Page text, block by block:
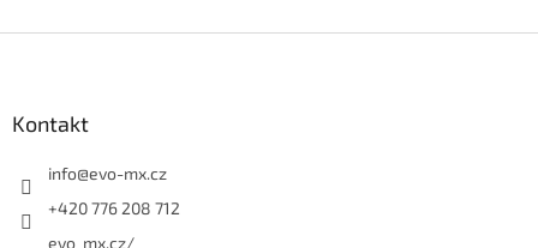
Kontakt
info@evo-mx.cz
+420 776 208 712
evo_mx.cz/